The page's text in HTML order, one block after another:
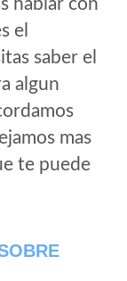
hablar con
el
saber el
algun
mas
te puede